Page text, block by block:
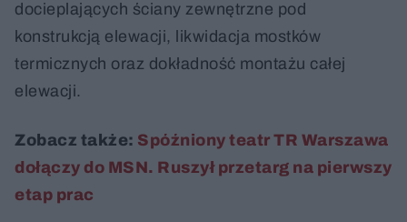
docieplających ściany zewnętrzne pod
konstrukcją elewacji, likwidacja mostków
termicznych oraz dokładność montażu całej
elewacji.
Zobacz także: Spóźniony teatr TR Warszawa
dołączy do MSN. Ruszył przetarg na pierwszy
etap prac